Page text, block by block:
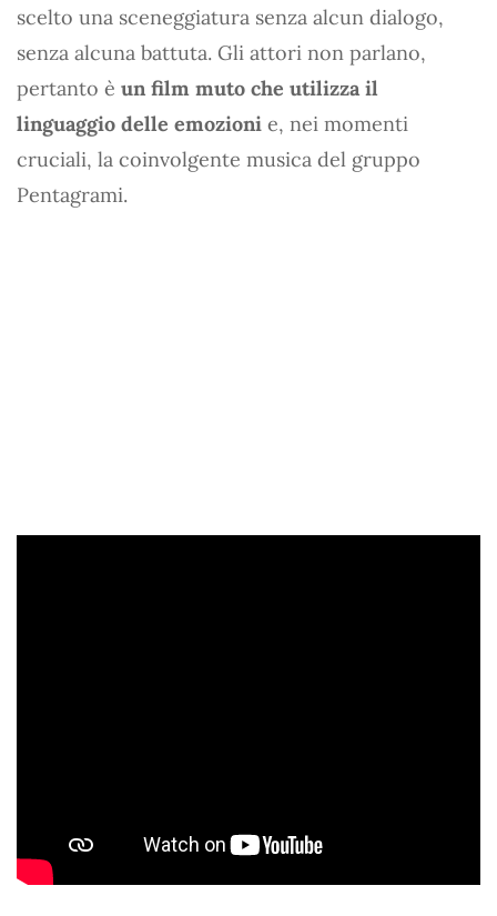
scelto una sceneggiatura senza alcun dialogo,
senza alcuna battuta. Gli attori non parlano,
pertanto è un film muto che utilizza il
linguaggio delle emozioni e, nei momenti
cruciali, la coinvolgente musica del gruppo
Pentagrami.